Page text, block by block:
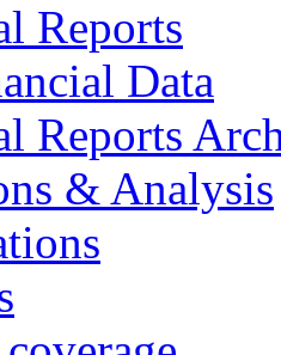
Reports
Data
Reports
& Analysis